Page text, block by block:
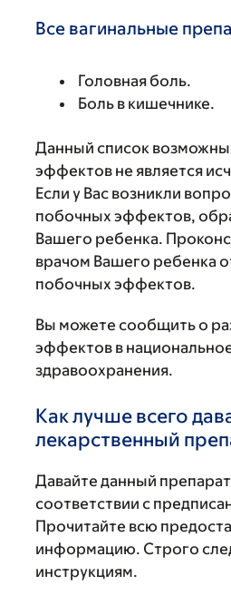
Все вагинальные
Головная боль.
Боль в кишечнике.
Данный список
эффектов не является
Если у Вас возникли
побочных эффектов,
Вашего ребенка.
врачом Вашего ребенка
побочных эффектов.
Вы можете сообщить о
эффектов в
здравоохранения.
Как лучше всего
лекарственный
Давайте данный
соответствии с
Прочитайте всю
информацию. Строго
инструкциям.